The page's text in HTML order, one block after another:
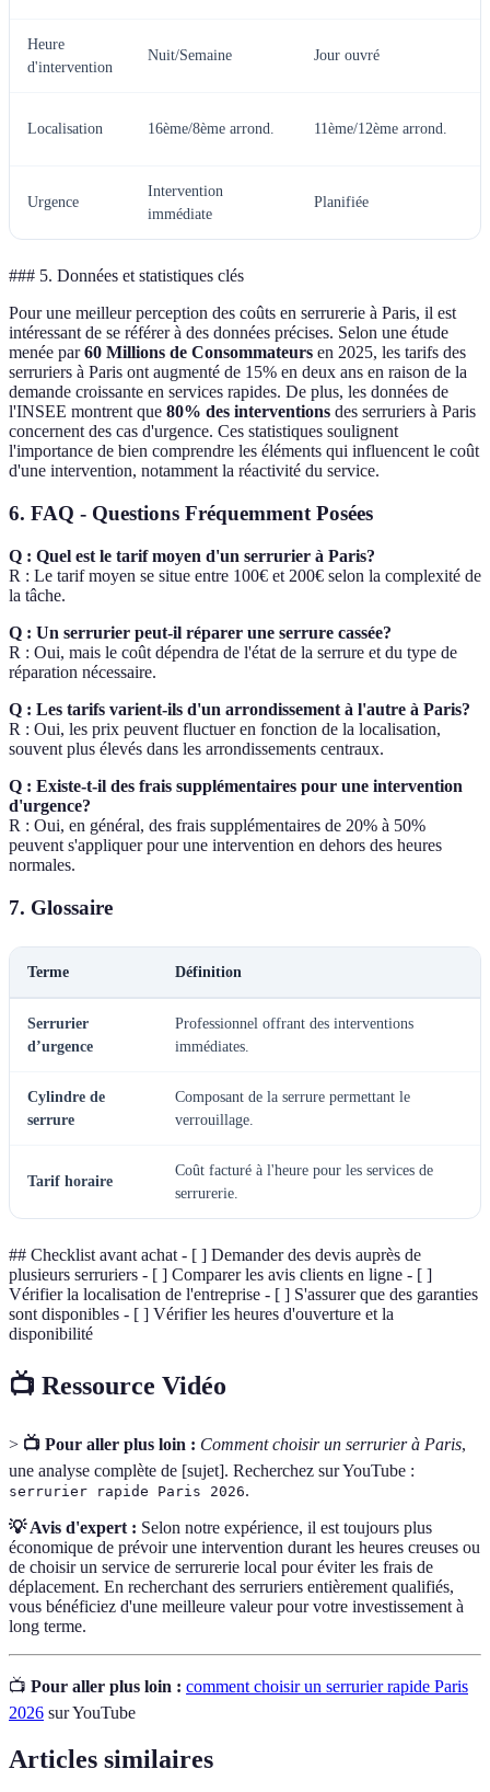
Heure
d'intervention
Nuit/Semaine Jour ouvré
Localisation 16ème/8ème arrond. 11ème/12ème arrond.
Urgence
Intervention
immédiate
Planifiée
### 5. Données et statistiques clés
Pour une meilleur perception des coûts en serrurerie à Paris, il est
intéressant de se référer à des données précises. Selon une étude
menée par60 Millions de Consommateurs en 2025, les tarifs des
serruriers à Paris ont augmenté de 15% en deux ans en raison de la
demande croissante en services rapides. De plus, les données de
l'INSEE montrent que 80% des interventions des serruriers à Paris
concernent des cas d'urgence. Ces statistiques soulignent
l'importance de bien comprendre les éléments qui influencent le coût
d'une intervention, notamment la réactivité du service.
6. FAQ - Questions Fréquemment Posées
Q : Quel est le tarif moyen d'un serrurier à Paris?
R : Le tarif moyen se situe entre 100€ et 200€ selon la complexité de
la tâche.
Q : Un serrurier peut-il réparer une serrure cassée?
R : Oui, mais le coût dépendra de l'état de la serrure et du type de
réparation nécessaire.
Q : Les tarifs varient-ils d'un arrondissement à l'autre à Paris?
R : Oui, les prix peuvent fluctuer en fonction de la localisation,
souvent plus élevés dans les arrondissements centraux.
Q : Existe-t-il des frais supplémentaires pour une intervention
d'urgence?
R : Oui, en général, des frais supplémentaires de 20% à 50%
peuvent s'appliquer pour une intervention en dehors des heures
normales.
7. Glossaire
Terme Définition
Serrurier
d’urgence
Professionnel offrant des interventions
immédiates.
Cylindre de
serrure
Composant de la serrure permettant le
verrouillage.
Tarif horaire
Coût facturé à l'heure pour les services de
serrurerie.
## Checklist avant achat - [ ] Demander des devis auprès de
plusieurs serruriers - [ ] Comparer les avis clients en ligne - [ ]
Vérifier la localisation de l'entreprise - [ ] S'assurer que des garanties
sont disponibles - [ ] Vérifier les heures d'ouverture et la
disponibilité
📺 Ressource Vidéo
> 📺 Pour aller plus loin : Comment choisir un serrurier à Paris,
une analyse complète de [sujet]. Recherchez sur YouTube :
serrurier rapide Paris 2026.
💡 Avis d'expert : Selon notre expérience, il est toujours plus
économique de prévoir une intervention durant les heures creuses ou
de choisir un service de serrurerie local pour éviter les frais de
déplacement. En recherchant des serruriers entièrement qualifiés,
vous bénéficiez d'une meilleure valeur pour votre investissement à
long terme.
📺 Pour aller plus loin : comment choisir un serrurier rapide Paris
2026 sur YouTube
Articles similaires